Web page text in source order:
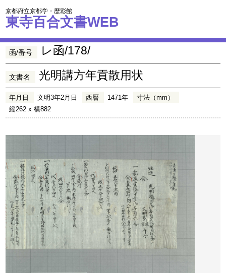
京都府立京都学・歴彩館
東寺百合文書WEB
函/番号 レ函/178/
文書名 光明講方年貢散用状
年月日 文明3年2月日 西暦 1471年
寸法（mm）
縦262 x 横882